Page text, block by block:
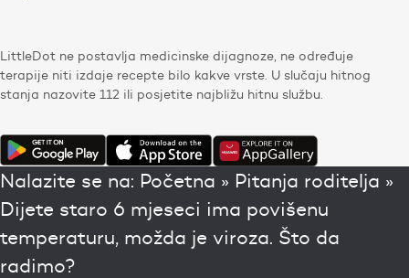
LittleDot ne postavlja medicinske dijagnoze, ne određuje
terapije niti izdaje recepte bilo kakve vrste. U slučaju hitnog
stanja nazovite 112 ili posjetite najbližu hitnu službu.
Nalazite se na: Početna » Pitanja roditelja »
Dijete staro 6 mjeseci ima povišenu
temperaturu, možda je viroza. Što da
radimo?